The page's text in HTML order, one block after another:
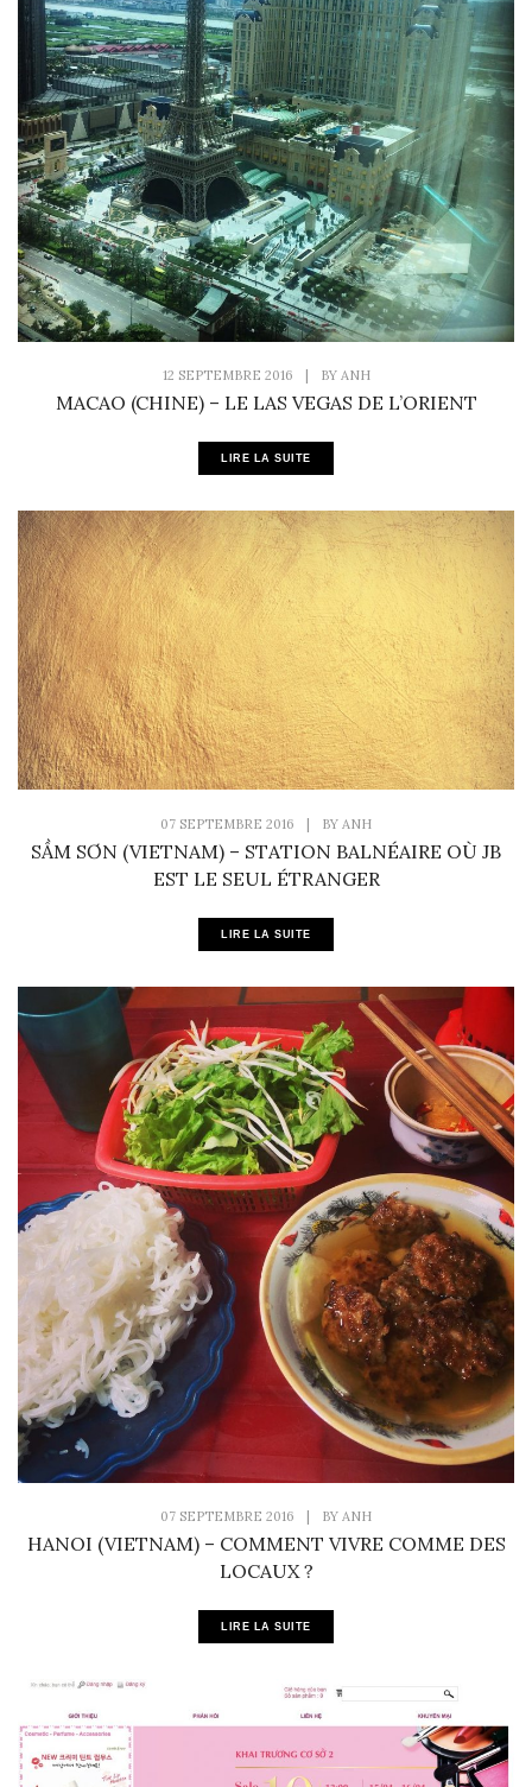
12 SEPTEMBRE 2016 BY ANH
MACAO (CHINE) – LE LAS VEGAS DE L’ORIENT
LIRE LA SUITE
07 SEPTEMBRE 2016 | BY ANH
SẦM SƠN (VIETNAM) – STATION BALNÉAIRE OÙ JB
EST LE SEUL ÉTRANGER
LIRE LA SUITE
07 SEPTEMBRE 2016 | BY ANH
HANOI (VIETNAM) – COMMENT VIVRE COMME DES
LOCAUX ?
LIRE LA SUITE